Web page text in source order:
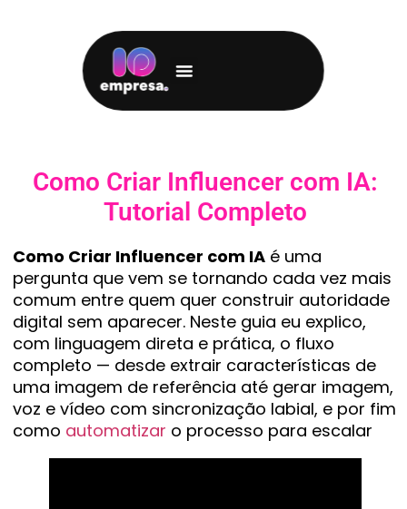
Como Criar Influencer com IA:
Tutorial Completo
Como Criar Influencer com IA é uma
pergunta que vem se tornando cada vez mais
comum entre quem quer construir autoridade
digital sem aparecer. Neste guia eu explico,
com linguagem direta e prática, o fluxo
completo — desde extrair características de
uma imagem de referência até gerar imagem,
voz e vídeo com sincronização labial, e por fim
como automatizar o processo para escalar